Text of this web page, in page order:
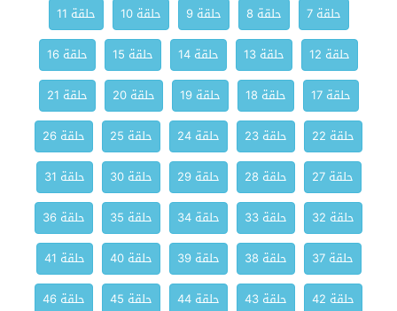
حلقة 7
حلقة 8 حلقة 9 حلقة 10
حلقة 11
حلقة 12
حلقة 13 حلقة 14 حلقة 15
حلقة 16
حلقة 17
حلقة 18 حلقة 19 حلقة 20
حلقة 21
حلقة 22
حلقة 23 حلقة 24 حلقة 25
حلقة 26
حلقة 27
حلقة 28 حلقة 29 حلقة 30
حلقة 31
حلقة 32
حلقة 33 حلقة 34 حلقة 35
حلقة 36
حلقة 37
حلقة 38 حلقة 39 حلقة 40
حلقة 41
حلقة 42
حلقة 43 حلقة 44 حلقة 45
حلقة 46